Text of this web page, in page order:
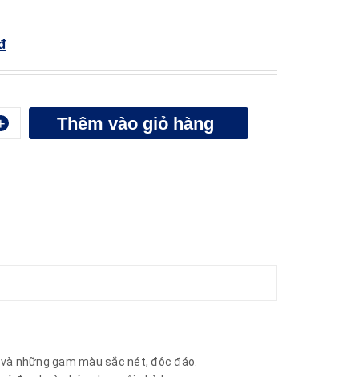
Thêm vào giỏ hàng
những gam màu sắc nét, độc đáo.